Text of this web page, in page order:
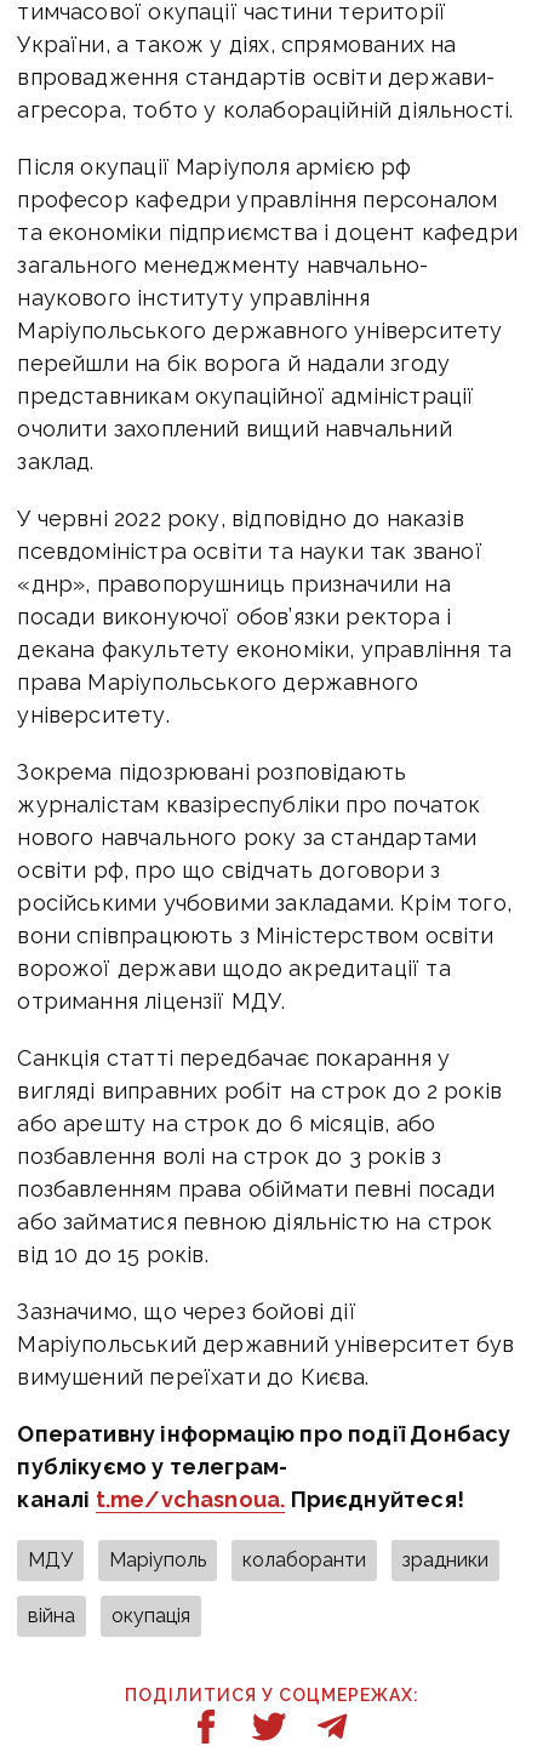
тимчасової окупації частини території
України, а також у діях, спрямованих на
впровадження стандартів освіти держави-
агресора, тобто у колабораційній діяльності.
Після окупації Маріуполя армією рф
професор кафедри управління персоналом
та економіки підприємства і доцент кафедри
загального менеджменту навчально-
наукового інституту управління
Маріупольського державного університету
перейшли на бік ворога й надали згоду
представникам окупаційної адміністрації
очолити захоплений вищий навчальний
заклад.
У червні 2022 року, відповідно до наказів
псевдоміністра освіти та науки так званої
«днр», правопорушниць призначили на
посади виконуючої обов’язки ректора і
декана факультету економіки, управління та
права Маріупольського державного
університету.
Зокрема підозрювані розповідають
журналістам квазіреспубліки про початок
нового навчального року за стандартами
освіти рф, про що свідчать договори з
російськими учбовими закладами. Крім того,
вони співпрацюють з Міністерством освіти
ворожої держави щодо акредитації та
отримання ліцензії МДУ.
Санкція статті передбачає покарання у
вигляді виправних робіт на строк до 2 років
або арешту на строк до 6 місяців, або
позбавлення волі на строк до 3 років з
позбавленням права обіймати певні посади
або займатися певною діяльністю на строк
від 10 до 15 років.
Зазначимо, що через бойові дії
Маріупольський державний університет був
вимушений переїхати до Києва.
Оперативну інформацію про події Донбасу
публікуємо у телеграм-
каналі t.me/vchasnoua. Приєднуйтеся!
МДУ Маріуполь колаборанти зрадники
війна окупація
ПОДІЛИТИСЯ У СОЦМЕРЕЖАХ: